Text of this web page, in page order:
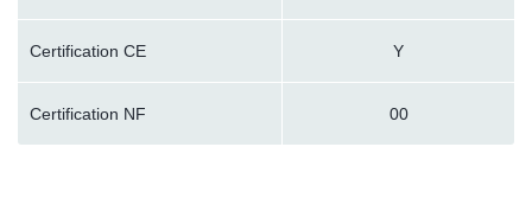
Certification CE Y
Certification NF 00